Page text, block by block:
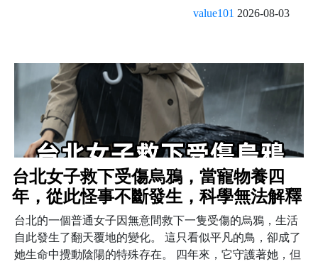
value101 2026-08-03
台北女子救下受傷烏鴉，當寵物養四
年，從此怪事不斷發生，科學無法解釋
台北的一個普通女子因無意間救下一隻受傷的烏鴉，生活
自此發生了翻天覆地的變化。 這只看似平凡的鳥，卻成了
她生命中攪動陰陽的特殊存在。 四年來，它守護著她，但